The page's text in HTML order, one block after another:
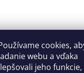
cookies,
webu a vďaka
jeho funkcie,